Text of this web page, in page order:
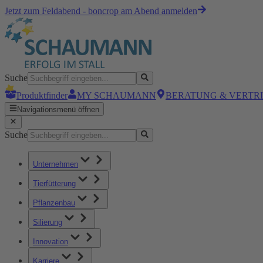
Jetzt zum Feldabend - boncrop am Abend anmelden
Suche
Produktfinder
MY SCHAUMANN BERATUNG &
Navigationsmenü öffnen
Suche
Unternehmen
Tierfütterung
Pflanzenbau
Silierung
Innovation
Karriere